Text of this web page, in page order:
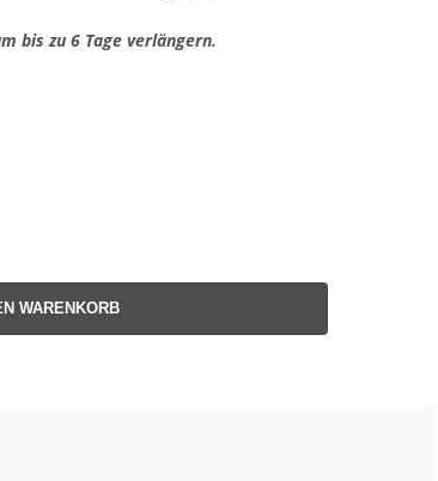
bis zu 6 Tage verlängern.
WARENKORB